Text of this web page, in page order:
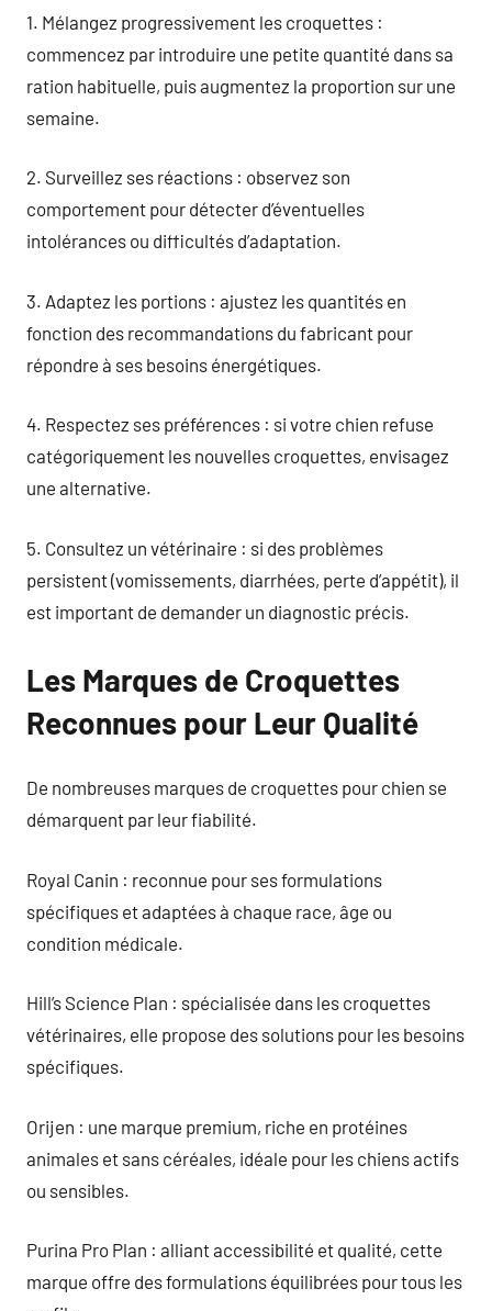
1. Mélangez progressivement les croquettes :
commencez par introduire une petite quantité dans sa
ration habituelle, puis augmentez la proportion sur une
semaine.
2. Surveillez ses réactions : observez son
comportement pour détecter d’éventuelles
intolérances ou difficultés d’adaptation.
3. Adaptez les portions : ajustez les quantités en
fonction des recommandations du fabricant pour
répondre à ses besoins énergétiques.
4. Respectez ses préférences : si votre chien refuse
catégoriquement les nouvelles croquettes, envisagez
une alternative.
5. Consultez un vétérinaire : si des problèmes
persistent (vomissements, diarrhées, perte d’appétit), il
est important de demander un diagnostic précis.
Les Marques de Croquettes
Reconnues pour Leur Qualité
De nombreuses marques de croquettes pour chien se
démarquent par leur fiabilité.
Royal Canin : reconnue pour ses formulations
spécifiques et adaptées à chaque race, âge ou
condition médicale.
Hill’s Science Plan : spécialisée dans les croquettes
vétérinaires, elle propose des solutions pour les besoins
spécifiques.
Orijen : une marque premium, riche en protéines
animales et sans céréales, idéale pour les chiens actifs
ou sensibles.
Purina Pro Plan : alliant accessibilité et qualité, cette
marque offre des formulations équilibrées pour tous les